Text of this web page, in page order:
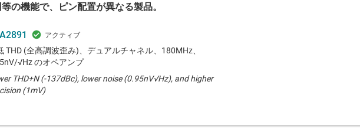
の機能で、ピン配置が異なる製品。
THD (全高調波歪み)、デュアルチャネル、180MHz、
√Hz のオペアンプ
THD+N (-137dBc), lower noise (0.95nV√Hz), and higher
(1mV)